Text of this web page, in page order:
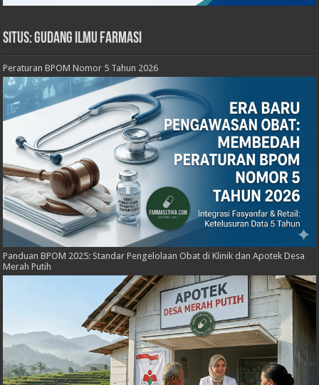
Situs: Gudang Ilmu Farmasi
Peraturan BPOM Nomor 5 Tahun 2026
Panduan BPOM 2025: Standar Pengelolaan Obat di Klinik dan Apotek Desa
Merah Putih